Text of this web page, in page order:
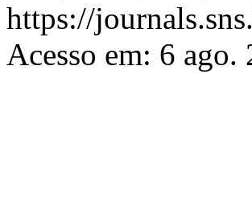
https://
Acesso em: 6 ago.